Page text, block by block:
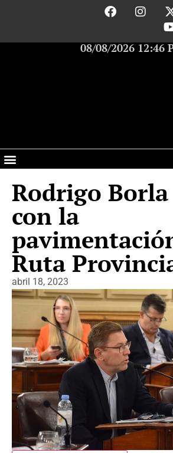
08/08/2026 12:46
Rodrigo
con la
Ruta
abril 18, 2023